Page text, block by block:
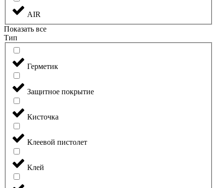
AIR
Показать все
Тип
Герметик
Защитное покрытие
Кисточка
Клеевой пистолет
Клей